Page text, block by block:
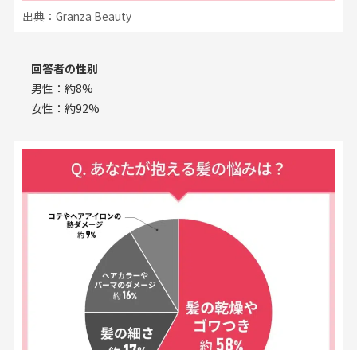
出典：Granza Beauty
回答者の性別
男性：約8%
女性：約92%